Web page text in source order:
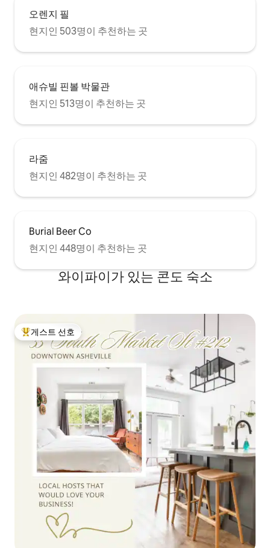
오렌지 필
현지인 503명이 추천하는 곳
애슈빌 핀볼 박물관
현지인 513명이 추천하는 곳
라줌
현지인 482명이 추천하는 곳
Burial Beer Co
현지인 448명이 추천하는 곳
와이파이가 있는 콘도 숙소
상위 게스트 선호
게스트 선호